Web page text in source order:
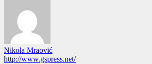
Nikola Mraović
http://www.gspress.net/